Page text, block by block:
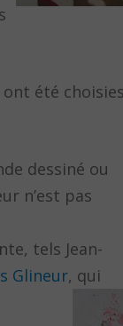
été
dessiné ou
n’est pas
tels Jean-
Glineur, qui